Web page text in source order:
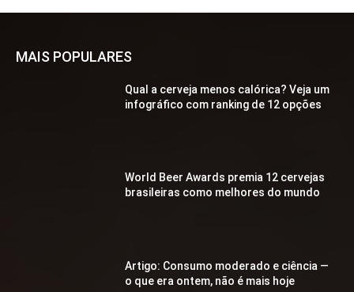
MAIS POPULARES
Qual a cerveja menos calórica? Veja um
infográfico com ranking de 12 opções
World Beer Awards premia 12 cervejas
brasileiras como melhores do mundo
Artigo: Consumo moderado e ciência —
o que era ontem, não é mais hoje